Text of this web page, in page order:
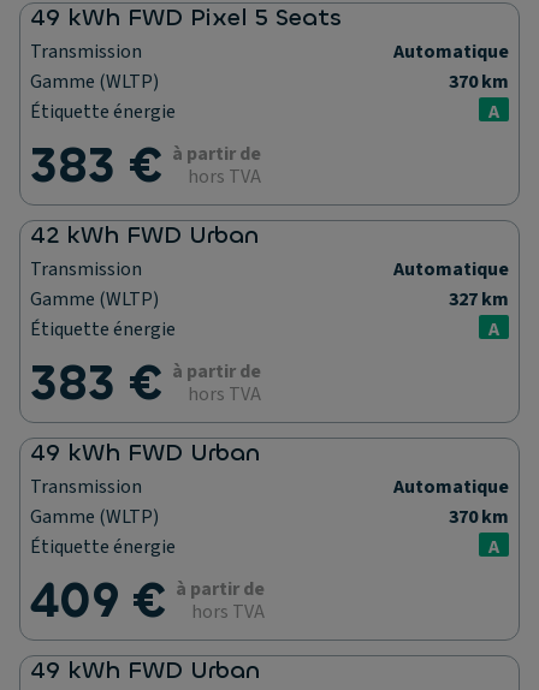
49 kWh FWD Pixel 5 Seats
Transmission
Automatique
Gamme (WLTP)
370 km
Étiquette énergie
A
383 € à partir de
hors TVA
42 kWh FWD Urban
Transmission
Automatique
Gamme (WLTP)
327 km
Étiquette énergie
A
383 € à partir de
hors TVA
49 kWh FWD Urban
Transmission
Automatique
Gamme (WLTP)
370 km
Étiquette énergie
A
409 € à partir de
hors TVA
49 kWh FWD Urban